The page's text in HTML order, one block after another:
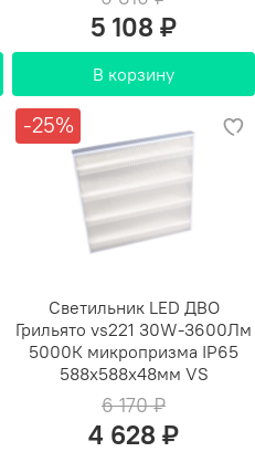
5 108 ₽
В корзину
-25%
Светильник LED ДВО
Грильято vs221 30W-3600Лм
5000К микропризма IP65
588х588х48мм VS
6 170 ₽
4 628 ₽